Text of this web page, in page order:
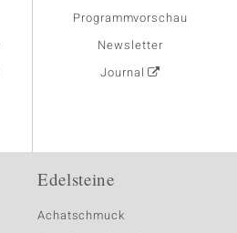
Programmvorschau
Newsletter
Journal
Edelsteine
Achatschmuck